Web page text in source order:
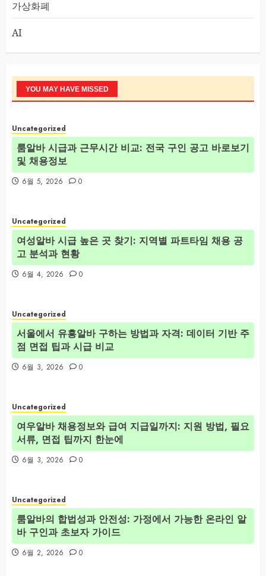
가상화폐
AI
YOU MAY HAVE MISSED
Uncategorized
룸알바 시급과 근무시간 비교: 전국 구인 공고 바로보기
및 채용정보
6월 5, 2026 0
Uncategorized
여성알바 시급 높은 곳 찾기: 지역별 파트타임 채용 공
고 분석과 현황
6월 4, 2026 0
Uncategorized
서울에서 유흥알바 구하는 방법과 자격: 데이터 기반 주
점 면접 팁과 시급 비교
6월 3, 2026 0
Uncategorized
여우알바 채용정보와 급여 지급일까지: 지원 방법, 필요
서류, 면접 팁까지 한눈에
6월 3, 2026 0
Uncategorized
룸알바의 합법성과 안전성: 가정에서 가능한 온라인 알
바 구인과 초보자 가이드
6월 2, 2026 0